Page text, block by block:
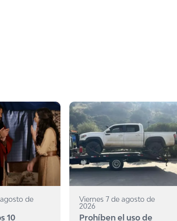
de
10
Viernes 7 de agosto de
2026
Prohíben el uso de